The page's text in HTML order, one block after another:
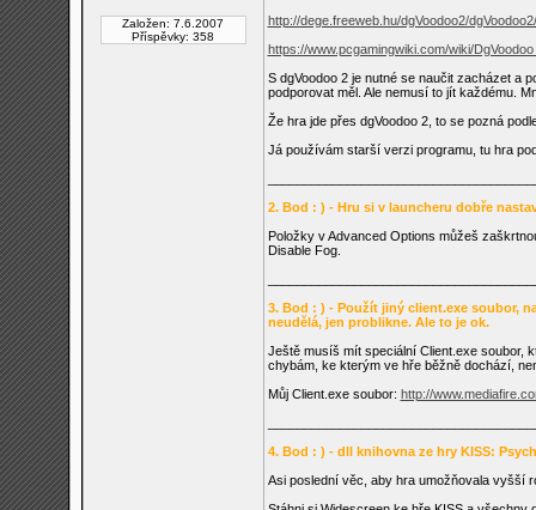
Založen: 7.6.2007
Příspěvky: 358
http://dege.freeweb.hu/dgVoodoo2/dgVoodoo2/
https://www.pcgamingwiki.com/wiki/
S dgVoodoo 2 je nutné se naučit zacházet a
podporovat měl. Ale nemusí to jít každému.
Že hra jde přes dgVoodoo 2, to se pozná
Já používám starší verzi programu, tu hra
2. Bod : ) - Hru si v launcheru dobře
Položky v Advanced Options můžeš
Disable Fog.
3. Bod : ) - Použít jiný client.exe soubor,
neudělá, jen problikne. Ale to je ok.
Ještě musíš mít speciální Client.exe soubor,
chybám, ke kterým ve hře běžně dochází,
Můj Client.exe soubor: http://
4. Bod : ) - dll knihovna ze hry KISS:
Asi poslední věc, aby hra umožňovala vyšší